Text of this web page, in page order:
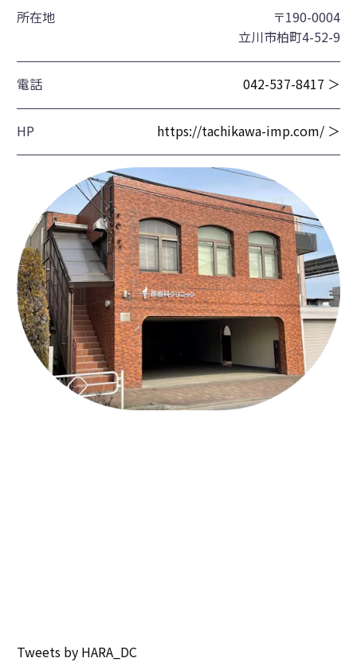
所在地
〒190-0004
立川市柏町4-52-9
電話 042-537-8417 ＞
HP https://tachikawa-imp.com/ ＞
Tweets by HARA_DC